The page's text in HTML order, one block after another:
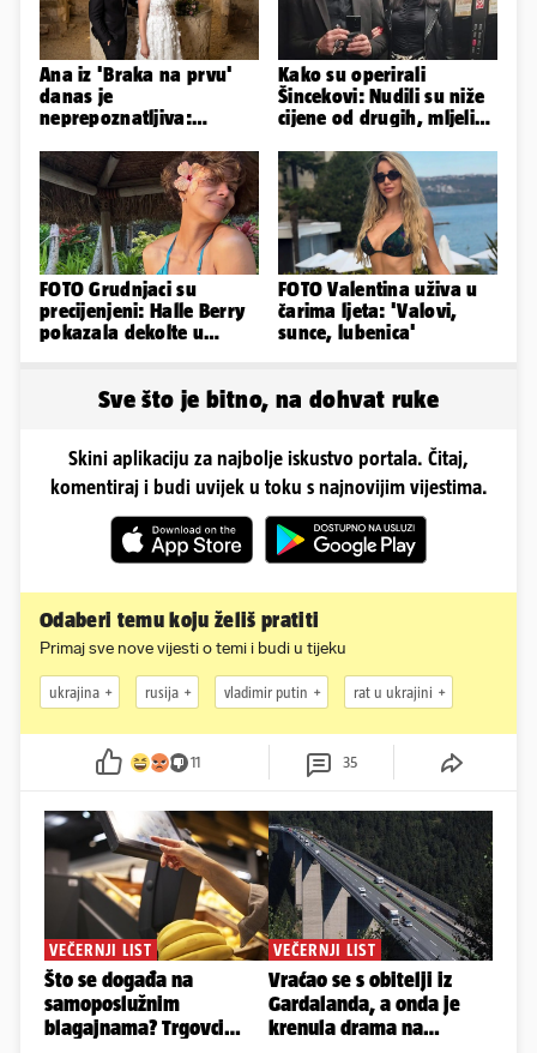
Ana iz 'Braka na prvu'
danas je
neprepoznatljiva:
ovako sad izgleda
Kako su operirali
Šincekovi: Nudili su niže
cijene od drugih, mljeli
FOTO Grudnjaci su
precijenjeni: Halle Berry
pokazala dekolte u
FOTO Valentina uživa u
čarima ljeta: 'Valovi,
sunce, lubenica'
Sve što je bitno, na dohvat ruke
Skini aplikaciju za najbolje iskustvo portala. Čitaj,
komentiraj i budi uvijek u toku s najnovijim vijestima.
Odaberi temu koju želiš pratiti
Primaj sve nove vijesti o temi i budi u tijeku
ukrajina rusija vladimir putin rat u ukrajini
11 35